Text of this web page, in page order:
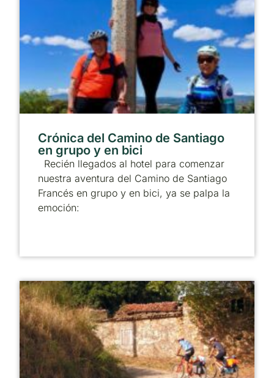
Crónica del Camino de Santiago
en grupo y en bici
Recién llegados al hotel para comenzar
nuestra aventura del Camino de Santiago
Francés en grupo y en bici, ya se palpa la
emoción: